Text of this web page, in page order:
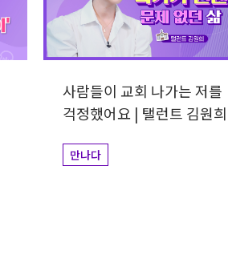
사람들이 교회 나가는 저를
걱정했어요 | 탤런트 김원희
만나다